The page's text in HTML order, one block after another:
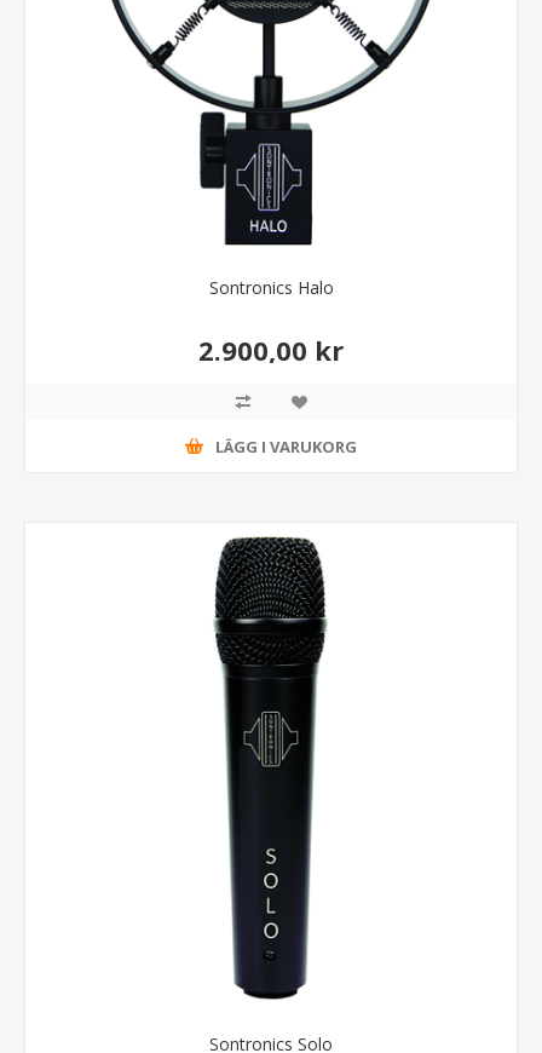
Sontronics Halo
2.900,00 kr
LÄGG I VARUKORG
Sontronics Solo